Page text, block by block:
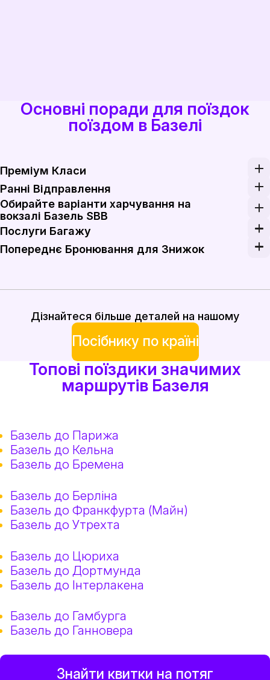
Основні поради для поїздок
поїздом в Базелі
Преміум Класи
Розгляньте можливість оновлення до преміум
Ранні Відправлення
Максимізуйте свій досвід подорожі, обравши
Обирайте варіанти харчування на
вокзалі Базель SBB
Скористайтеся варіантами харчування на
Послуги Багажу
Станція Базель SBB пропонує зручні послуги
Попереднє Бронювання для Знижок
Дізнайтеся більше деталей на нашому
Посібнику по країні
Топові поїздики значимих
маршрутів Базеля
Базель до Парижа
Базель до Кельна
Базель до Бремена
Базель до Берліна
Базель до Франкфурта (Майн)
Базель до Утрехта
Базель до Цюриха
Базель до Дортмунда
Базель до Інтерлакена
Базель до Гамбурга
Базель до Ганновера
Знайти квитки на потяг